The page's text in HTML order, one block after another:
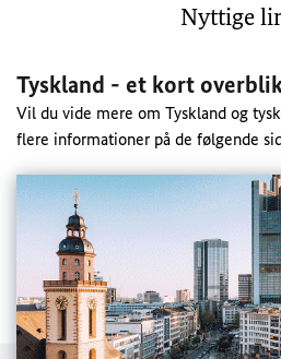
Nyttige
Tyskland - et kort
Vil du vide mere om Tyskland og
flere informationer på de følgende